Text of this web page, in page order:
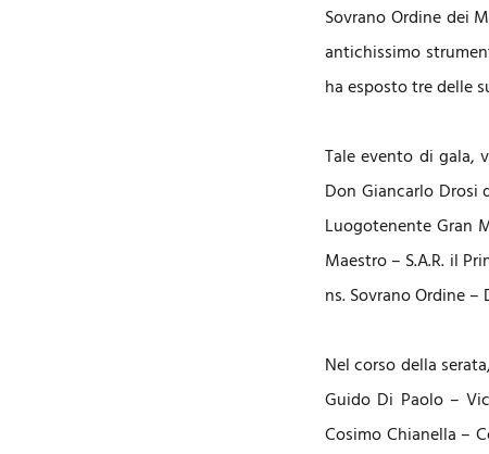
Sovrano Ordine dei
antichissimo
ha esposto tre delle
Tale evento di gala,
Don Giancarlo Drosi
Luogotenente Gran
Maestro – S.A.R. il
ns. Sovrano Ordine
Nel corso della
Guido Di Paolo –
Cosimo Chianella –